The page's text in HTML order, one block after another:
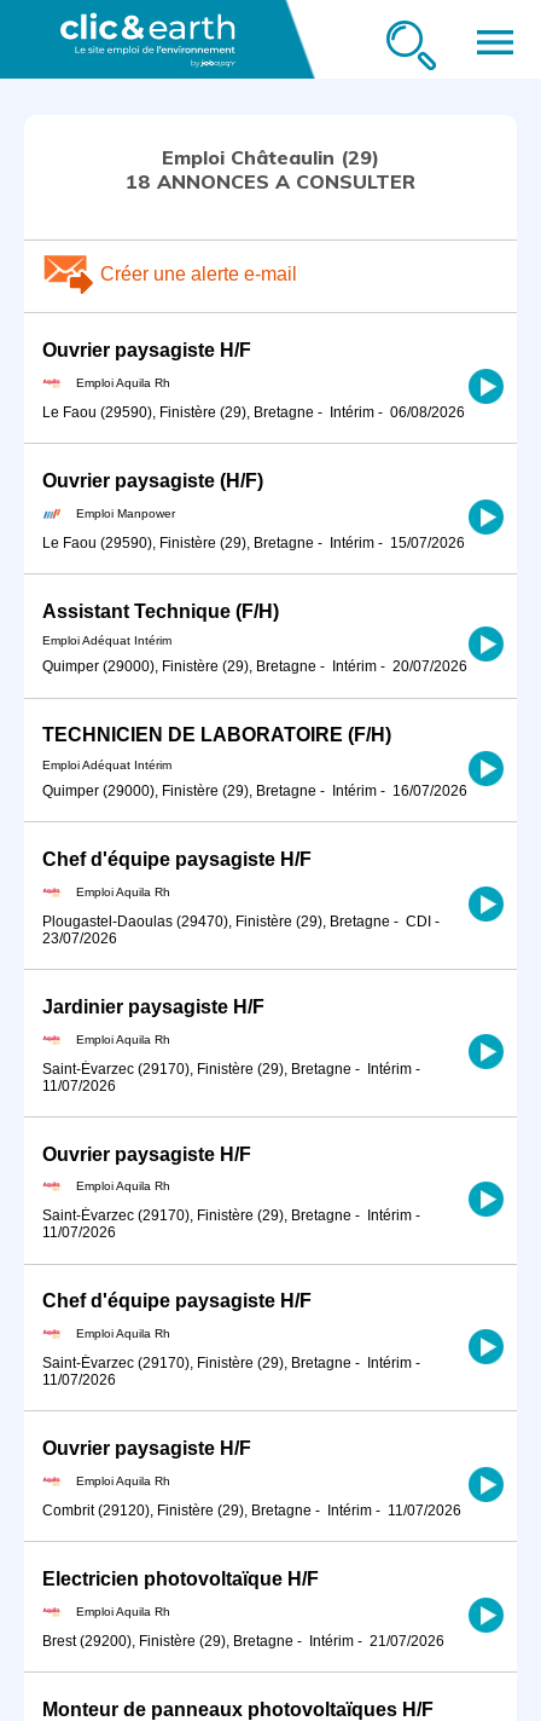
menu
Emploi Châteaulin (29)
18 ANNONCES A CONSULTER
Créer une alerte e-mail
Ouvrier paysagiste H/F
Emploi Aquila Rh
Le Faou (29590), Finistère (29), Bretagne - Intérim - 06/08/2026
Ouvrier paysagiste (H/F)
Emploi Manpower
Le Faou (29590), Finistère (29), Bretagne - Intérim - 15/07/2026
Assistant Technique (F/H)
Emploi Adéquat Intérim
Quimper (29000), Finistère (29), Bretagne - Intérim - 20/07/2026
TECHNICIEN DE LABORATOIRE (F/H)
Emploi Adéquat Intérim
Quimper (29000), Finistère (29), Bretagne - Intérim - 16/07/2026
Chef d'équipe paysagiste H/F
Emploi Aquila Rh
Plougastel-Daoulas (29470), Finistère (29), Bretagne - CDI -
23/07/2026
Jardinier paysagiste H/F
Emploi Aquila Rh
Saint-Évarzec (29170), Finistère (29), Bretagne - Intérim -
11/07/2026
Ouvrier paysagiste H/F
Emploi Aquila Rh
Saint-Évarzec (29170), Finistère (29), Bretagne - Intérim -
11/07/2026
Chef d'équipe paysagiste H/F
Emploi Aquila Rh
Saint-Évarzec (29170), Finistère (29), Bretagne - Intérim -
11/07/2026
Ouvrier paysagiste H/F
Emploi Aquila Rh
Combrit (29120), Finistère (29), Bretagne - Intérim - 11/07/2026
Electricien photovoltaïque H/F
Emploi Aquila Rh
Brest (29200), Finistère (29), Bretagne - Intérim - 21/07/2026
Monteur de panneaux photovoltaïques H/F